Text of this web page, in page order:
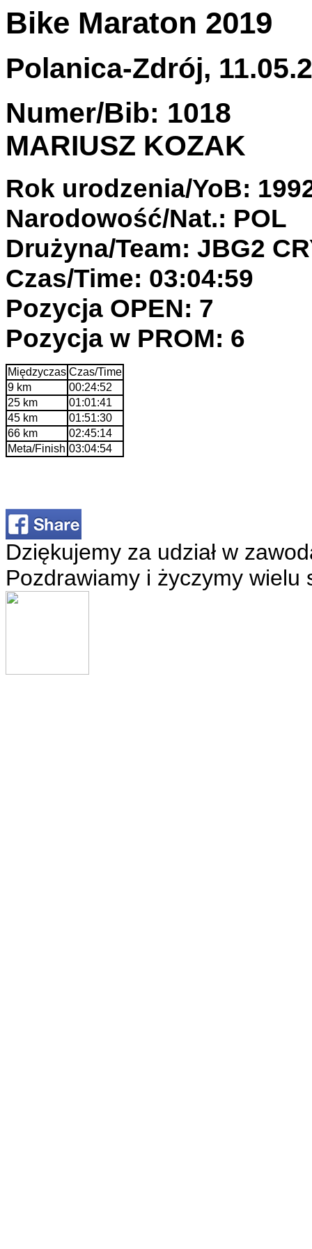
Bike Maraton 2019
Polanica-Zdrój,
Numer/Bib: 1018
MARIUSZ KOZAK
Rok urodzenia/YoB:
Narodowość/Nat.: POL
Drużyna/Team: JBG2
Czas/Time: 03:04:59
Pozycja OPEN: 7
Pozycja w PROM: 6
Międzyczas Czas/Time
9 km
00:24:52
25 km
01:01:41
45 km
01:51:30
66 km
02:45:14
Meta/Finish 03:04:54
Dziękujemy za udział w
Pozdrawiamy i życzymy wielu